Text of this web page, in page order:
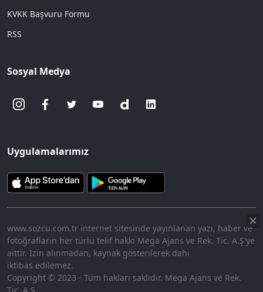
KVKK Başvuru Formu
RSS
Sosyal Medya
Uygulamalarımız
www.sozcu.com.tr internet sitesinde yayınlanan yazı, haber ve
fotoğrafların her türlü telif hakkı Mega Ajans ve Rek. Tic. A.Ş'ye
aittir. İzin alınmadan, kaynak gösterilerek dahi
iktibas edilemez.
Copyright © 2023 - Tüm hakları saklıdır. Mega Ajans ve Rek.